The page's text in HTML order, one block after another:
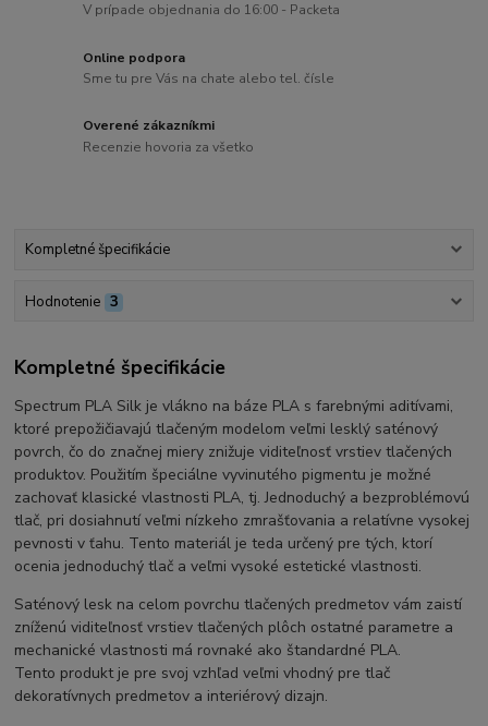
V prípade objednania do 16:00 - Packeta
Online podpora
Sme tu pre Vás na chate alebo tel. čísle
Overené zákazníkmi
Recenzie hovoria za všetko
Kompletné špecifikácie
Hodnotenie 3
Kompletné špecifikácie
Spectrum PLA Silk je vlákno na báze PLA s farebnými aditívami,
ktoré prepožičiavajú tlačeným modelom veľmi lesklý saténový
povrch, čo do značnej miery znižuje viditeľnosť vrstiev tlačených
produktov. Použitím špeciálne vyvinutého pigmentu je možné
zachovať klasické vlastnosti PLA, tj. Jednoduchý a bezproblémovú
tlač, pri dosiahnutí veľmi nízkeho zmrašťovania a relatívne vysokej
pevnosti v ťahu. Tento materiál je teda určený pre tých, ktorí
ocenia jednoduchý tlač a veľmi vysoké estetické vlastnosti.
Saténový lesk na celom povrchu tlačených predmetov vám zaistí
zníženú viditeľnosť vrstiev tlačených plôch ostatné parametre a
mechanické vlastnosti má rovnaké ako štandardné PLA.
Tento produkt je pre svoj vzhľad veľmi vhodný pre tlač
dekoratívnych predmetov a interiérový dizajn.